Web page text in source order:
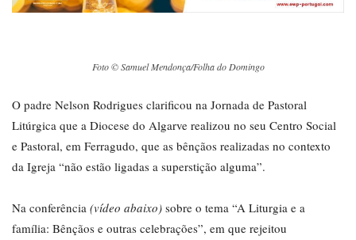
Foto © Samuel Mendonça/Folha do Domingo
O padre Nelson Rodrigues clarificou na Jornada de Pastoral
Litúrgica que a Diocese do Algarve realizou no seu Centro Social
e Pastoral, em Ferragudo, que as bênçãos realizadas no contexto
da Igreja “não estão ligadas a superstição alguma”.
Na conferência (vídeo abaixo) sobre o tema “A Liturgia e a
família: Bênçãos e outras celebrações”, em que rejeitou